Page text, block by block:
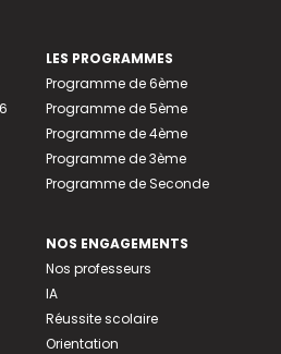
LES PROGRAMMES
Programme de 6ème
Programme de 5ème
Programme de 4ème
Programme de 3ème
Programme de Seconde
NOS ENGAGEMENTS
Nos professeurs
IA
Réussite scolaire
Orientation